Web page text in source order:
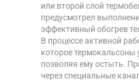
или второй слой
предусмотрел
эффективный обогрев
В процессе активной
которое термокальсоны
позволяя ему остыть.
через специальные